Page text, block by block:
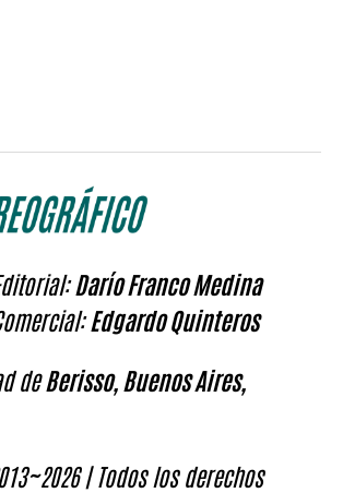
Darío Franco Medina
Edgardo Quinteros
deBerisso, Buenos Aires,
| Todos los derechos